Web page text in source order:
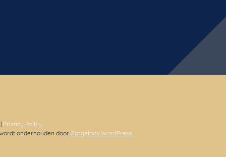
Privacy Policy
onderhouden door Zorgeloos WordPress